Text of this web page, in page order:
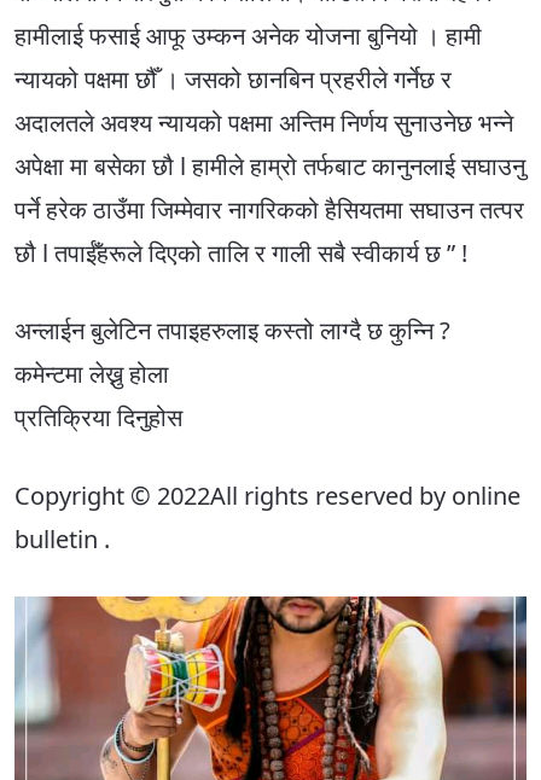
हामीलाई फसाई आफू उम्कन अनेक योजना बुनियो । हामी
न्यायको पक्षमा छौँ । जसको छानबिन प्रहरीले गर्नेछ र
अदालतले अवश्य न्यायको पक्षमा अन्तिम निर्णय सुनाउनेछ भन्ने
अपेक्षा मा बसेका छौ l हामीले हाम्रो तर्फबाट कानुनलाई सघाउनु
पर्ने हरेक ठाउँमा जिम्मेवार नागरिकको हैसियतमा सघाउन तत्पर
छौ l तपाईँहरूले दिएको तालि र गाली सबै स्वीकार्य छ ” !
अन्लाईन बुलेटिन तपाइहरुलाइ कस्तो लाग्दै छ कुन्नि ?
कमेन्टमा लेख्नु होला
प्रतिक्रिया दिनुहोस
Copyright © 2022All rights reserved by online
bulletin .